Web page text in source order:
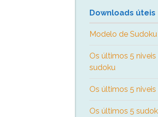
Downloads úteis
Modelo de
Os últimos 5
sudoku
Os últimos 5
Os últimos 5